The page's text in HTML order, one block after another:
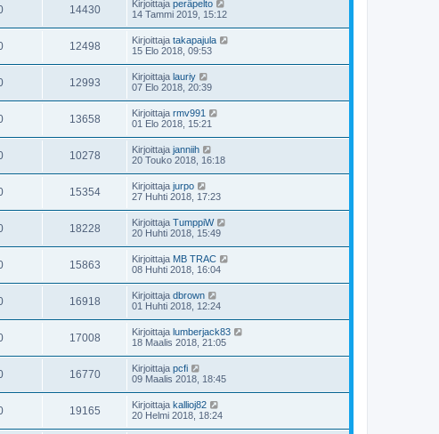
14430 Kirjoittaja peräpelto
14 Tammi 2019, 15:12
12498 Kirjoittaja takapajula
15 Elo 2018, 09:53
12993 Kirjoittaja lauriy
07 Elo 2018, 20:39
13658 Kirjoittaja rmv991
01 Elo 2018, 15:21
10278 Kirjoittaja janniih
20 Touko 2018, 16:18
15354 Kirjoittaja jurpo
27 Huhti 2018, 17:23
18228 Kirjoittaja TumppiW
20 Huhti 2018, 15:49
15863 Kirjoittaja MB TRAC
08 Huhti 2018, 16:04
16918 Kirjoittaja dbrown
01 Huhti 2018, 12:24
17008 Kirjoittaja lumberjack83
18 Maalis 2018, 21:05
16770 Kirjoittaja pcfi
09 Maalis 2018, 18:45
19165 Kirjoittaja kallioj82
20 Helmi 2018, 18:24